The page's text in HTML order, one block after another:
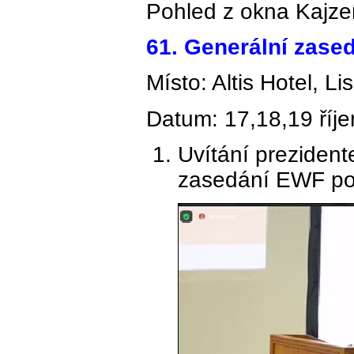
Pohled z okna
61. Generální
Místo: Altis Hotel,
Datum: 17,18,19
Uvítání
zasedání EWF